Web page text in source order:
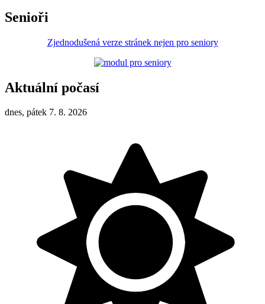
Senioři
Zjednodušená verze stránek nejen pro seniory
Aktuální počasí
dnes, pátek 7. 8. 2026